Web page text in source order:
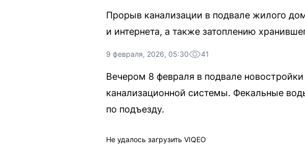
Прорыв канализации в подвале жилого
и интернета, а также затоплению
9 февраля, 2026, 05:30 41
Вечером 8 февраля в подвале
канализационной системы. Фекальные
по подъезду.
Не удалось загрузить VIQEO